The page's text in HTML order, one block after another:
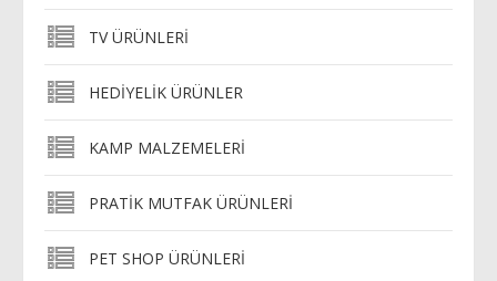
TV ÜRÜNLERI
HEDIYELIK ÜRÜNLER
KAMP MALZEMELERI
PRATIK MUTFAK ÜRÜNLERI
PET SHOP ÜRÜNLERI